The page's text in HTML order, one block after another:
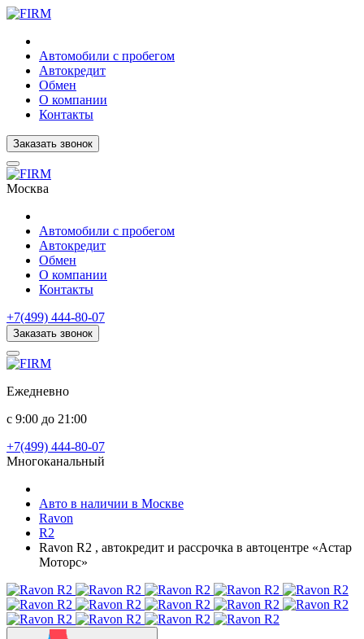
Автомобили с пробегом
Автокредит
Обмен
О компании
Контакты
Заказать звонок
Москва
Автомобили с пробегом
Автокредит
Обмен
О компании
Контакты
+7(499) 444-80-07
Заказать звонок
Ежедневно
с 9:00 до 21:00
+7(499) 444-80-07
Многоканальный
Авто в наличии в Москве
Ravon
R2
Ravon R2 , автокредит и рассрочка в автоцентре «Астар
Моторс»